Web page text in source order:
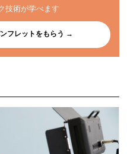
技術が学べます
フレットをもらう →